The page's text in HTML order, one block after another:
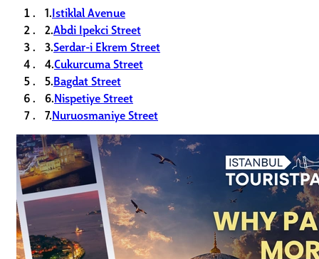
1.Istiklal Avenue
2.Abdi Ipekci Street
3.Serdar-i Ekrem Street
4.Cukurcuma Street
5.Bagdat Street
6.Nispetiye Street
7.Nuruosmaniye Street